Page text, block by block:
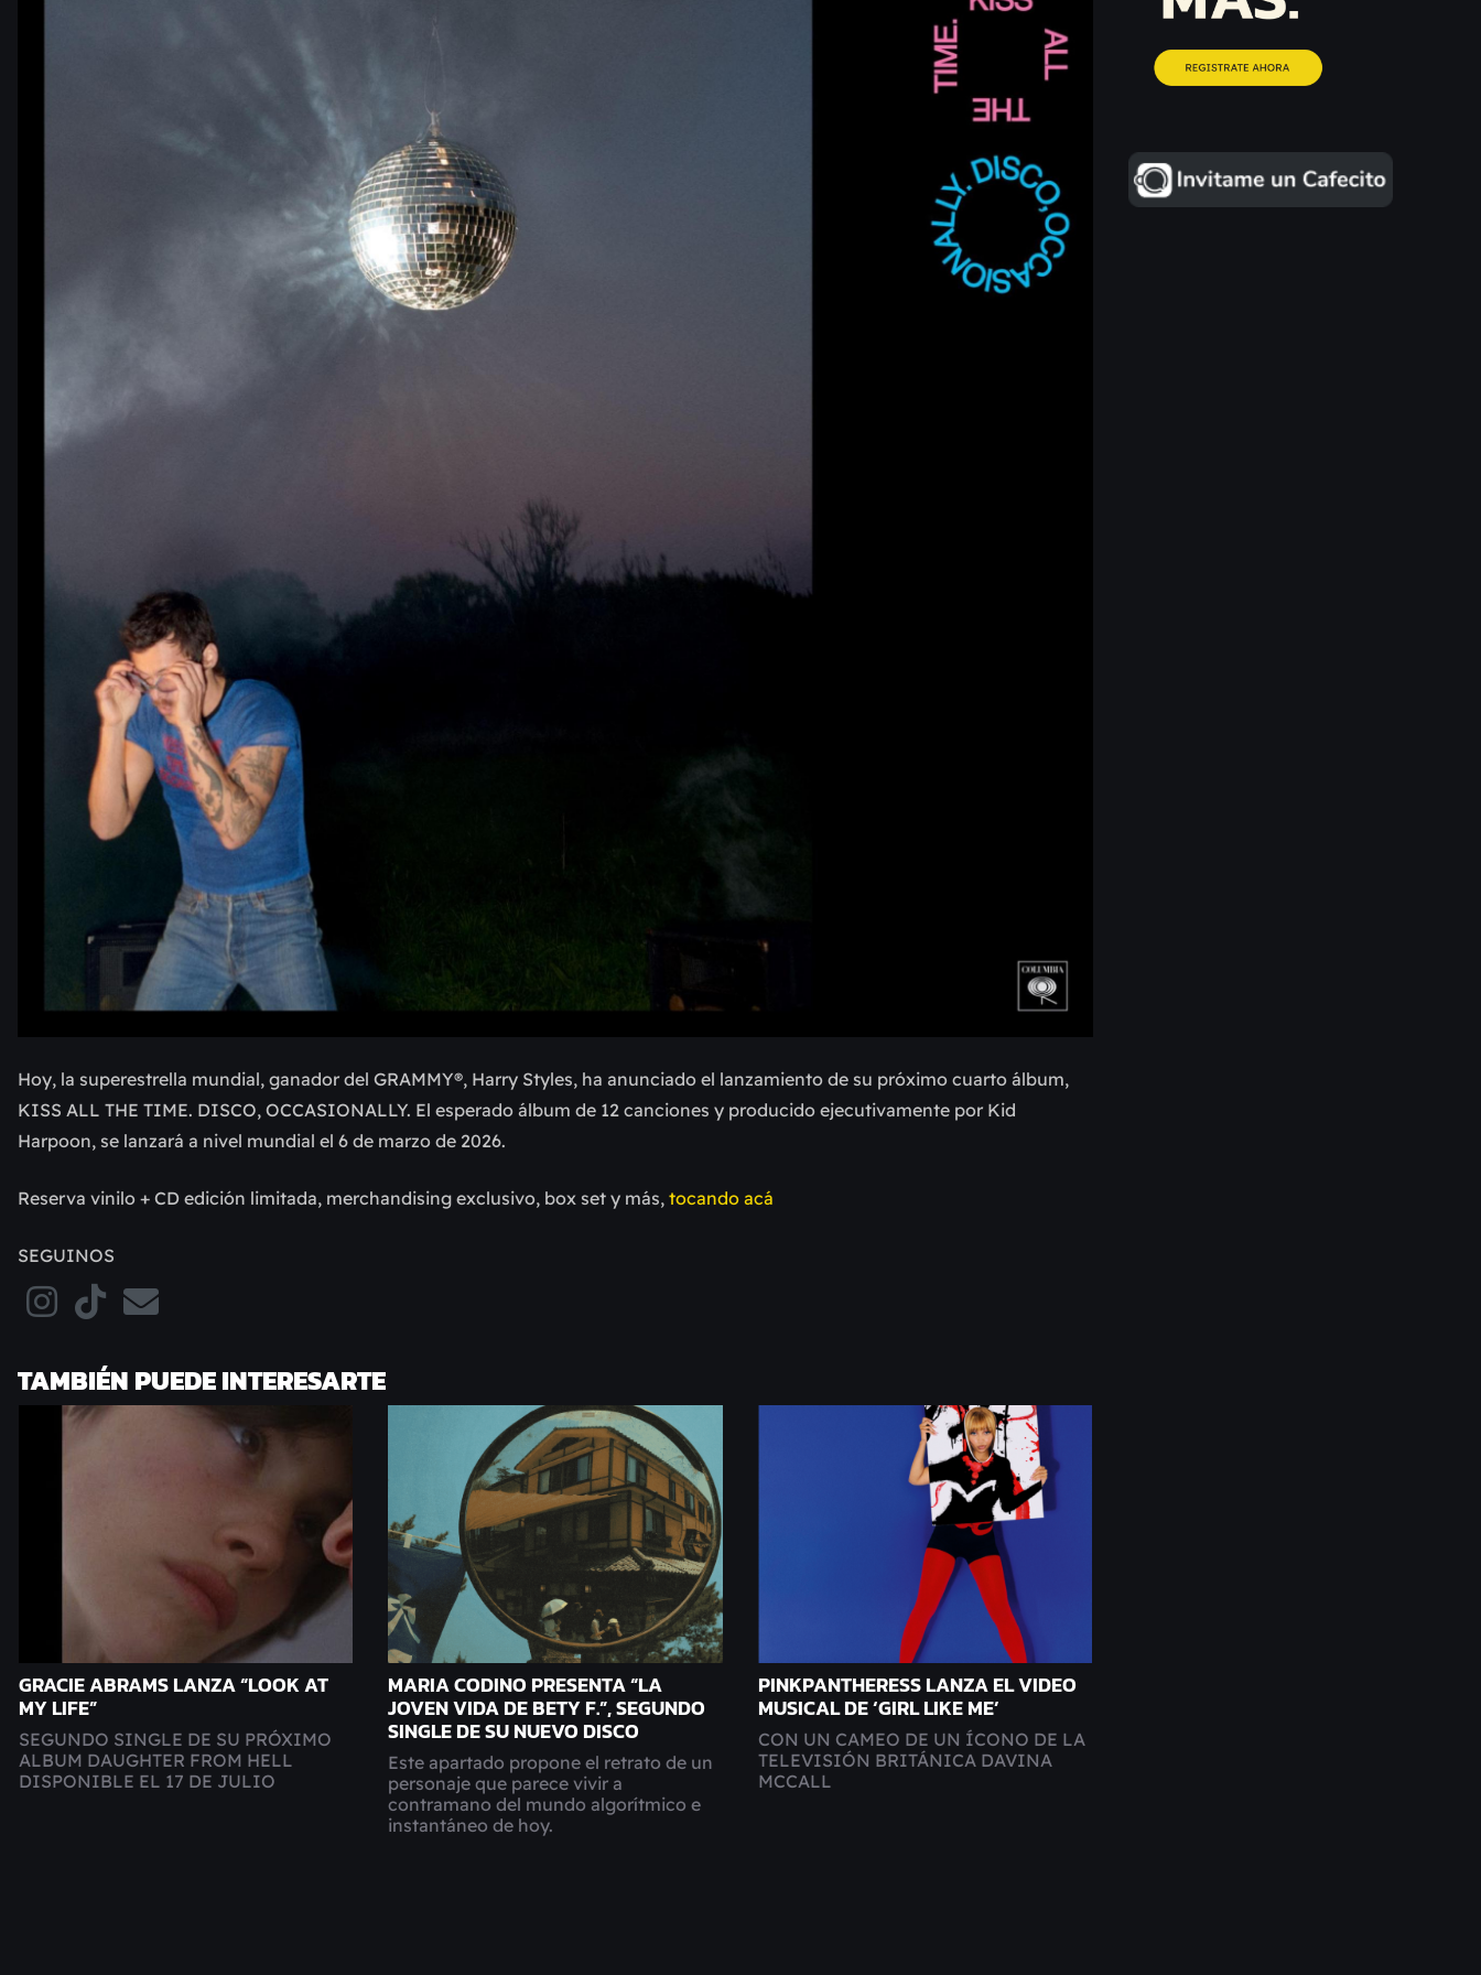
Hoy, la superestrella mundial, ganador del GRAMMY®, Harry Styles, ha anunciado el lanzamiento de su próximo cuarto álbum,
KISS ALL THE TIME. DISCO, OCCASIONALLY. El esperado álbum de 12 canciones y producido ejecutivamente por Kid
Harpoon, se lanzará a nivel mundial el 6 de marzo de 2026.
Reserva vinilo + CD edición limitada, merchandising exclusivo, box set y más, tocando acá
SEGUINOS
TAMBIÉN PUEDE INTERESARTE
GRACIE ABRAMS LANZA “LOOK AT
MY LIFE”
SEGUNDO SINGLE DE SU PRÓXIMO
ALBUM DAUGHTER FROM HELL
DISPONIBLE EL 17 DE JULIO
MARIA CODINO PRESENTA “LA
JOVEN VIDA DE BETY F.”, SEGUNDO
SINGLE DE SU NUEVO DISCO
Este apartado propone el retrato de un
personaje que parece vivir a
contramano del mundo algorítmico e
instantáneo de hoy.
PINKPANTHERESS LANZA EL VIDEO
MUSICAL DE ‘GIRL LIKE ME’
CON UN CAMEO DE UN ÍCONO DE LA
TELEVISIÓN BRITÁNICA DAVINA
MCCALL